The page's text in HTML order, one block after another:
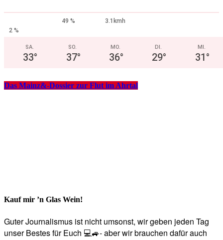
49 %
3.1kmh
2 %
SA.
33°
SO.
37°
MO.
36°
DI.
29°
MI.
31°
Das Mainz&-Dossier zur Flut im Ahrtal
Kauf mir ’n Glas Wein!
Guter Journalismus ist nicht umsonst, wir geben jeden Tag
unser Bestes für Euch 💻🚙- aber wir brauchen dafür auch